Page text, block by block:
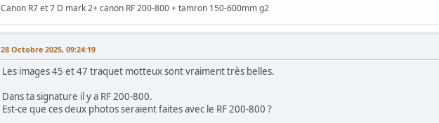
Canon R7 et 7 D mark 2+ canon RF 200-800 + tamron 150-600mm g2
28 Octobre 2025, 09:24:19
Les images 45 et 47 traquet motteux sont vraiment très belles.
Dans ta signature il y a RF 200-800.
Est-ce que ces deux photos seraient faites avec le RF 200-800 ?